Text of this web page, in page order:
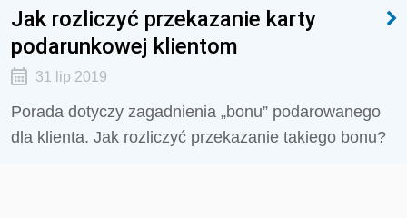
Jak rozliczyć przekazanie karty
podarunkowej klientom
31 lip 2019
Porada dotyczy zagadnienia „bonu” podarowanego
dla klienta. Jak rozliczyć przekazanie takiego bonu?